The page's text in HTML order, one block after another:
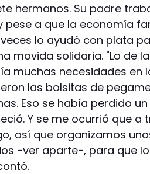
hermanos. Su padre
pese a que la economía
lo ayudó con plata
movida solidaria. "Lo de
muchas necesidades en
las bolsitas de
Eso se había perdido
Y se me ocurrió que a
así que organizamos
-ver aparte-, para que